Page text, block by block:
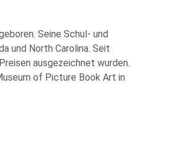
Seine Schul- und
und North Carolina. Seit
ausgezeichnet wurden.
of Picture Book Art in